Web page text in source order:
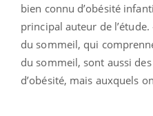
bien connu d’obésité
principal auteur de
du sommeil, qui
du sommeil, sont aussi
d’obésité, mais auxquels